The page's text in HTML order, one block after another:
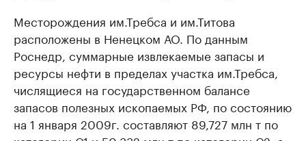
Месторождения им.Требса и им.Титова
расположены в Ненецком АО. По данным
Роснедр, суммарные извлекаемые запасы и
ресурсы нефти в пределах участка им.Требса,
числящиеся на государственном балансе
запасов полезных ископаемых РФ, по состоянию
на 1 января 2009г. составляют 89,727 млн т по